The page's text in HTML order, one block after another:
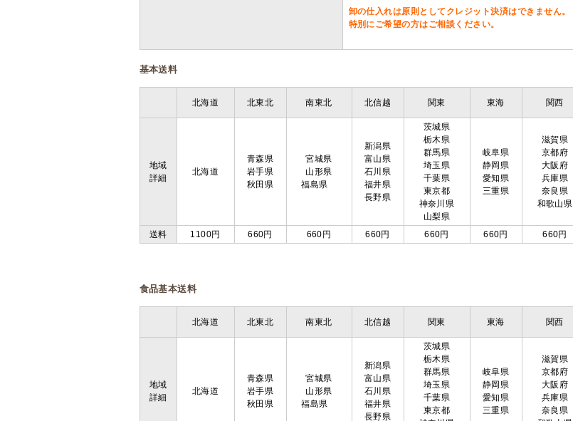
卸の仕入れは原則としてクレジット決済はできません。
特別にご希望の方はご相談ください。
基本送料
北海道 北東北 南東北 北信越 関東 東海 関西
地域
詳細
北海道
青森県
岩手県
秋田県
宮城県
山形県
福島県
新潟県
富山県
石川県
福井県
長野県
茨城県
栃木県
群馬県
埼玉県
千葉県
東京都
神奈川県
山梨県
岐阜県
静岡県
愛知県
三重県
滋賀県
京都府
大阪府
兵庫県
奈良県
和歌山県
送料 1100円 660円 660円 660円 660円 660円 660円
食品基本送料
北海道 北東北 南東北 北信越 関東 東海 関西
地域
詳細
北海道
青森県
岩手県
秋田県
宮城県
山形県
福島県
新潟県
富山県
石川県
福井県
長野県
茨城県
栃木県
群馬県
埼玉県
千葉県
東京都
岐阜県
静岡県
愛知県
三重県
滋賀県
京都府
大阪府
兵庫県
奈良県